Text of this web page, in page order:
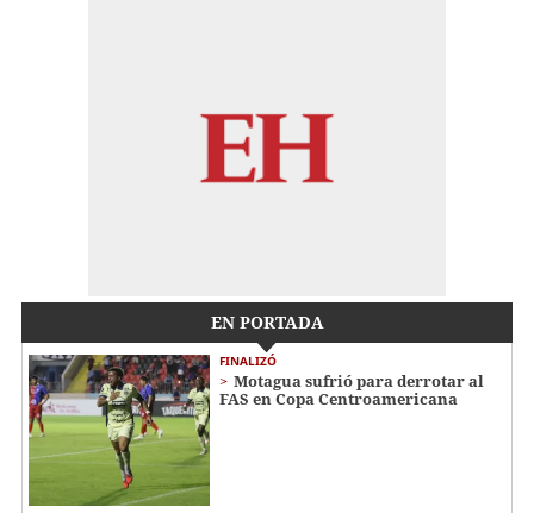
EN PORTADA
FINALIZÓ
Motagua sufrió para derrotar al
FAS en Copa Centroamericana